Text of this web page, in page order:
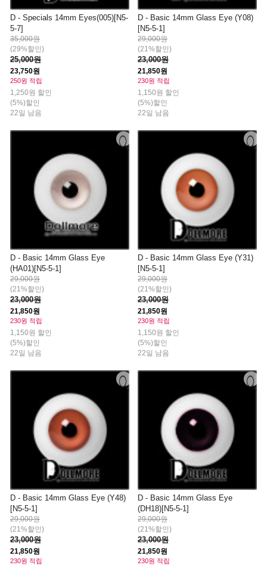
D - Specials 14mm Eyes(005)[N5-
5-7]
35,000원
(29%할인)
25,000원
23,750원
250원 적립
1,250원 할인
(5%)할인
22일 남음
D - Basic 14mm Glass Eye (Y08)
[N5-5-1]
29,000원
(21%할인)
23,000원
21,850원
230원 적립
1,150원 할인
(5%)할인
22일 남음
D - Basic 14mm Glass Eye
(HA01)[N5-5-1]
29,000원
(21%할인)
23,000원
21,850원
230원 적립
1,150원 할인
(5%)할인
22일 남음
D - Basic 14mm Glass Eye (Y31)
[N5-5-1]
29,000원
(21%할인)
23,000원
21,850원
230원 적립
1,150원 할인
(5%)할인
22일 남음
D - Basic 14mm Glass Eye (Y48)
[N5-5-1]
29,000원
(21%할인)
23,000원
21,850원
230원 적립
D - Basic 14mm Glass Eye
(DH18)[N5-5-1]
29,000원
(21%할인)
23,000원
21,850원
230원 적립